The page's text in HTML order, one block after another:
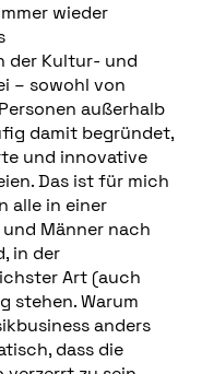
wieder
der Kultur- und
– sowohl von
außerhalb
damit begründet,
und innovative
Das ist für mich
alle in einer
Männer nach
in der
Art (auch
stehen. Warum
anders
dass die